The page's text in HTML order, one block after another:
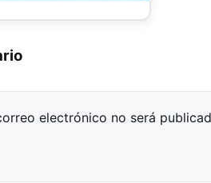
electrónico no será